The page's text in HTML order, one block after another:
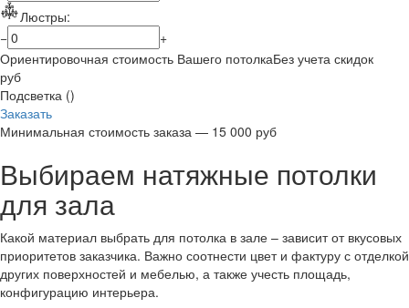
Люстры:
−
+
Ориентировочная стоимость Вашего потолкаБез учета скидок
руб
Подсветка ()
Заказать
Минимальная стоимость заказа — 15 000 руб
Выбираем натяжные потолки
для зала
Какой материал выбрать для потолка в зале – зависит от вкусовых
приоритетов заказчика. Важно соотнести цвет и фактуру с отделкой
других поверхностей и мебелью, а также учесть площадь,
конфигурацию интерьера.